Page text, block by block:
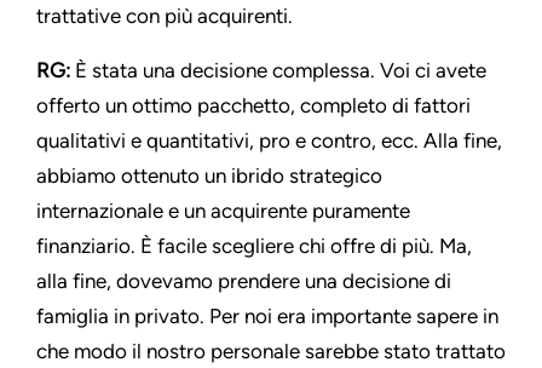
trattative con più acquirenti.
RG: È stata una decisione complessa. Voi ci avete
offerto un ottimo pacchetto, completo di fattori
qualitativi e quantitativi, pro e contro, ecc. Alla fine,
abbiamo ottenuto un ibrido strategico
internazionale e un acquirente puramente
finanziario. È facile scegliere chi offre di più. Ma,
alla fine, dovevamo prendere una decisione di
famiglia in privato. Per noi era importante sapere in
che modo il nostro personale sarebbe stato trattato